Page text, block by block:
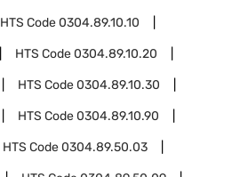
HTS Code0304.89.10.10
HTS Code0304.89.10.20
HTS Code0304.89.10.30
HTS Code0304.89.10.90
HTS Code0304.89.50.03